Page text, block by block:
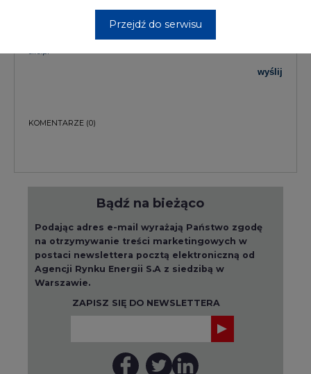
Przejdź do serwisu
Przesłanie komentarza oznacza akceptację zasad korzystania z portalu
wyślij
KOMENTARZE (0)
Bądź na bieżąco
Podając adres e-mail wyrażają Państwo zgodę
na otrzymywanie treści marketingowych w
postaci newslettera pocztą elektroniczną od
Agencji Rynku Energii S.A z siedzibą w
Warszawie.
ZAPISZ SIĘ DO NEWSLETTERA